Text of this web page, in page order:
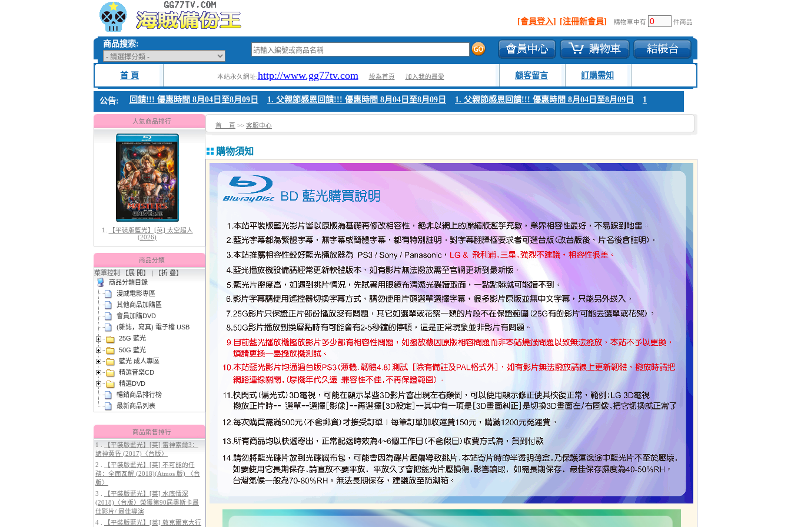
[會員登入] [注冊新會員] 購物車中有 件商品
商品搜索:
首 頁 本站永久網址:http://www.gg77tv.com 設為首頁 加入我的最愛 顧客留言 訂購需知
公告:
1. 父親節感恩回饋!!! 優惠時間 8月04日至8月09日 1. 父親節感恩回饋!!! 優惠時間 8月04日至8月09日 1. 父親節感恩回饋!!! 優惠時間 8月04日至8月09日 1. 父親節感恩回饋!!! 優惠時間 8月04日至
人氣商品排行
【平裝版藍光】[英] 太空超人
(2026)
2.【平裝版藍光】[英] 曼達洛人與
古古 (2026)
3.【平裝版藍光】[英] 阿凡達3：火
與燼 (2025)(Atmos 版)〈台版〉
4.【平裝版藍光】[英] 穿著PRADA
的惡魔 2 (2026)
商品分類
菜單控制:【展 開】 | 【折 疊】
商品分類目錄
漫威電影專區
其他商品加購區
會員加購DVD
(雜誌，寫真) 電子檔 USB
25G 藍光
50G 藍光
藍光 成人專區
精選音樂CD
精選DVD
暢銷商品排行榜
最新商品列表
商品銷售排行
1 .
【平裝版藍光】[英] 雷神索爾3：
諸神黃昏 (2017)〈台版〉
2 .
【平裝版藍光】[英] 不可能的任
務：全面瓦解 (2018)(Atmos 版) 〈台
版〉
3 .
【平裝版藍光】[英] 水底情深
(2018)〈台版〉榮獲第90屆奧斯卡最
佳影片/ 最佳導演
4 .
【平裝版藍光】[英] 敦克爾克大行
首 頁 >> 客服中心
購物須知